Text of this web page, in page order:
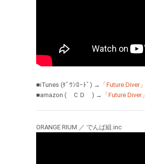
■iTunes (ﾀﾞｳﾝﾛｰﾄﾞ) → 「Future Diver」
■amazon ( ＣＤ ) → 「Future Diver」
ORANGE RIUM ／ でんぱ組.inc